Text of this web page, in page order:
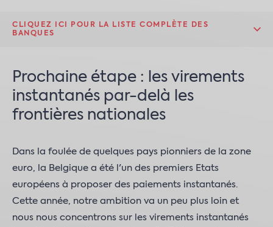
CLIQUEZ ICI POUR LA LISTE COMPLÈTE DES
BANQUES
Prochaine étape : les virements
instantanés par-delà les
frontières nationales
Dans la foulée de quelques pays pionniers de la zone
euro, la Belgique a été l'un des premiers Etats
européens à proposer des paiements instantanés.
Cette année, notre ambition va un peu plus loin et
nous nous concentrons sur les virements instantanés